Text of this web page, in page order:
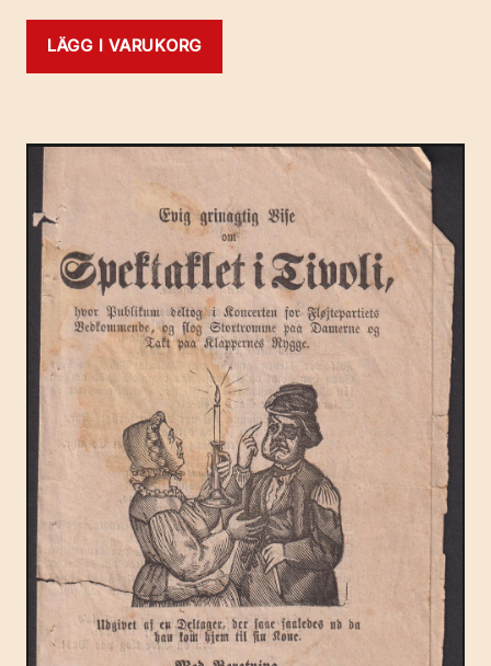
LÄGG I VARUKORG